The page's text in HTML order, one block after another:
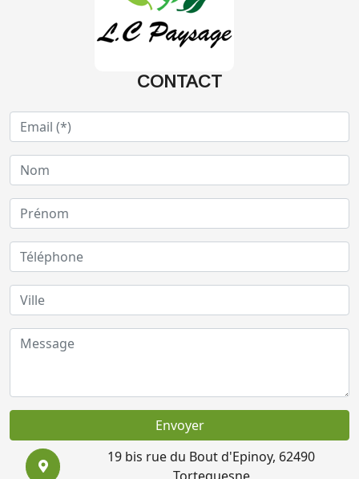
CONTACT
Envoyer
19 bis rue du Bout d'Epinoy, 62490